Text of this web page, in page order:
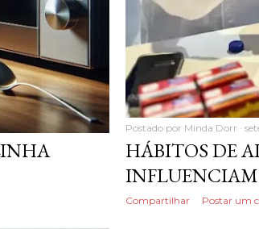
Postado por Minda Dorr
HÁBITOS DE
Compartilhar Postar um